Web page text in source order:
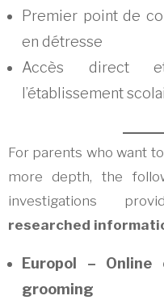
Premier point de
en détresse
Accès direct
l’établissement
For parents who want
more depth, the
investigations
researched
Europol –
grooming